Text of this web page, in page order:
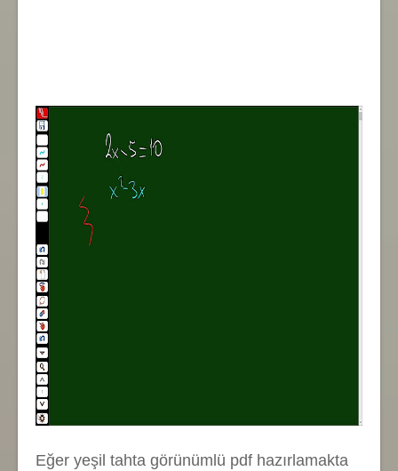
Eğer yeşil tahta görünümlü pdf hazırlamakta